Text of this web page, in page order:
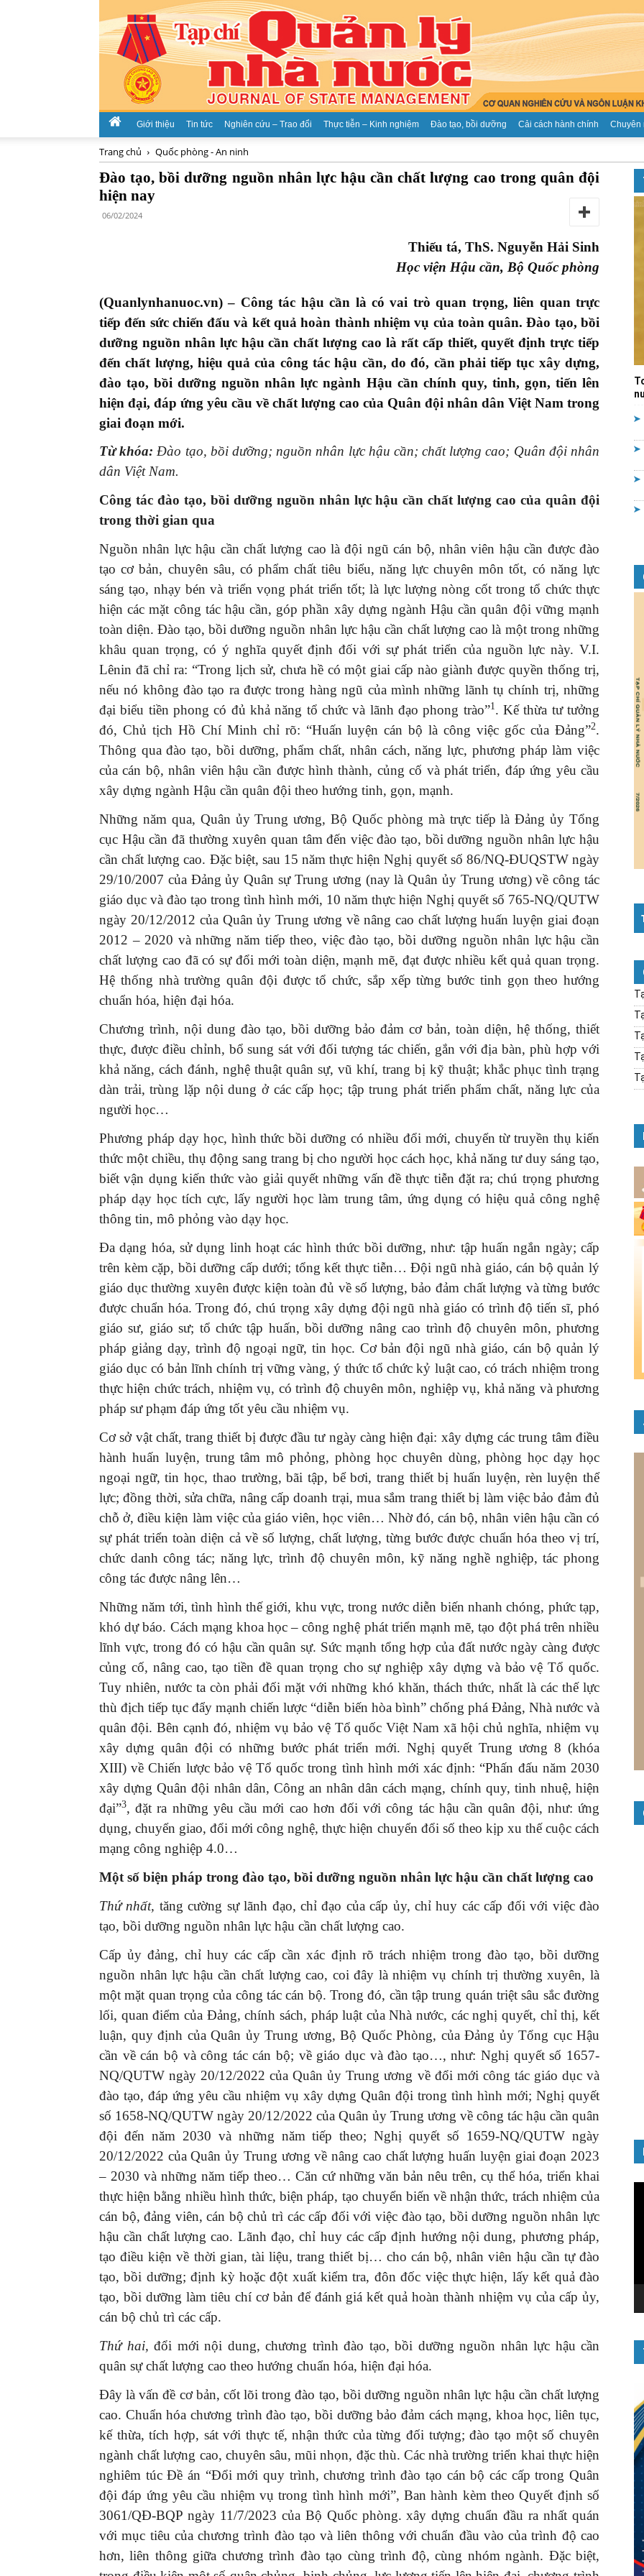
chí
Quản
nước
Giới thiệu Tin tức Nghiên cứu – Trao đổi Thực tiễn – Kinh nghiệm Đào tạo, bồi dưỡng Cải cách hành chính Chuyên
Trang chủ Quốc phòng - An ninh
Đào tạo, bồi dưỡng nguồn nhân lực hậu cần chất lượng cao trong quân đội
hiện nay
06/02/2024
Thiếu tá, ThS. Nguyễn Hải Sinh
Học viện Hậu cần, Bộ Quốc phòng
(Quanlynhanuoc.vn) – Công tác hậu cần là có vai trò quan trọng, liên quan trực
tiếp đến sức chiến đấu và kết quả hoàn thành nhiệm vụ của toàn quân. Đào tạo, bồi
dưỡng nguồn nhân lực hậu cần chất lượng cao là rấtcấp thiết, quyết định trực tiếp
đến chất lượng, hiệu quả của công tác hậu cần, do đó, cần phải tiếp tục xây dựng,
đào tạo, bồi dưỡng nguồn nhân lực ngành Hậu cần chính quy, tinh, gọn, tiến lên
hiện đại, đáp ứng yêu cầu về chất lượng cao của Quân đội nhân dân Việt Nam trong
giai đoạn mới.
Từ khóa: Đào tạo, bồi dưỡng; nguồn nhân lực hậu cần; chất lượng cao; Quân đội nhân
dân Việt Nam.
Công tác đào tạo, bồi dưỡng nguồn nhân lực hậu cần chất lượng cao của quân đội
trong thời gian qua
Nguồn nhân lực hậu cần chất lượng cao là đội ngũ cán bộ, nhân viên hậu cần được đào
tạo cơ bản, chuyên sâu, có phẩm chất tiêu biểu, năng lực chuyên môn tốt, có năng lực
sáng tạo, nhạy bén và triển vọng phát triển tốt; là lực lượng nòng cốt trong tổ chức thực
hiện các mặt công tác hậu cần, góp phần xây dựng ngành Hậu cần quân đội vững mạnh
toàn diện. Đào tạo, bồi dưỡng nguồn nhân lực hậu cần chất lượng cao là một trong những
khâu quan trọng, có ý nghĩa quyết định đối với sự phát triển của nguồn lực này. V.I.
Lênin đã chỉ ra: “Trong lịch sử, chưa hề có một giai cấp nào giành được quyền thống trị,
nếu nó không đào tạo ra được trong hàng ngũ của mình những lãnh tụ chính trị, những
đại biểu tiền phong có đủ khả năng tổ chức và lãnh đạo phong trào”1. Kế thừa tư tưởng
đó, Chủ tịch Hồ Chí Minh chỉ rõ: “Huấn luyện cán bộ là công việc gốc của Đảng”2.
Thông qua đào tạo, bồi dưỡng, phẩm chất, nhân cách, năng lực, phương pháp làm việc
của cán bộ, nhân viên hậu cần được hình thành, củng cố và phát triển, đáp ứng yêu cầu
xây dựng ngành Hậu cần quân đội theo hướng tinh, gọn, mạnh.
Những năm qua, Quân ủy Trung ương, Bộ Quốc phòng mà trực tiếp là Đảng ủy Tổng
cục Hậu cần đã thường xuyên quan tâm đến việc đào tạo, bồi dưỡng nguồn nhân lực hậu
cần chất lượng cao. Đặc biệt, sau 15 năm thực hiện Nghị quyết số 86/NQ-ĐUQSTW ngày
29/10/2007 của Đảng ủy Quân sự Trung ương (nay là Quân ủy Trung ương) về công tác
giáo dục và đào tạo trong tình hình mới, 10 năm thực hiện Nghị quyết số 765-NQ/QUTW
ngày 20/12/2012 của Quân ủy Trung ương về nâng cao chất lượng huấn luyện giai đoạn
2012 – 2020 và những năm tiếp theo, việc đào tạo, bồi dưỡng nguồn nhân lực hậu cần
chất lượng cao đã có sự đổi mới toàn diện, mạnh mẽ, đạt được nhiều kết quả quan trọng.
Hệ thống nhà trường quân đội được tổ chức, sắp xếp từng bước tinh gọn theo hướng
chuẩn hóa, hiện đại hóa.
Chương trình, nội dung đào tạo, bồi dưỡng bảo đảm cơ bản, toàn diện, hệ thống, thiết
thực, được điều chỉnh, bổ sung sát với đối tượng tác chiến, gắn với địa bàn, phù hợp với
khả năng, cách đánh, nghệ thuật quân sự, vũ khí, trang bị kỹ thuật; khắc phục tình trạng
dàn trải, trùng lặp nội dung ở các cấp học; tập trung phát triển phẩm chất, năng lực của
người học…
Phương pháp dạy học, hình thức bồi dưỡng có nhiều đổi mới, chuyển từ truyền thụ kiến
thức một chiều, thụ động sang trang bị cho người học cách học, khả năng tư duy sáng tạo,
biết vận dụng kiến thức vào giải quyết những vấn đề thực tiễn đặt ra; chú trọng phương
pháp dạy học tích cực, lấy người học làm trung tâm, ứng dụng có hiệu quả công nghệ
thông tin, mô phỏng vào dạy học.
Đa dạng hóa, sử dụng linh hoạt các hình thức bồi dưỡng, như: tập huấn ngắn ngày; cấp
trên kèm cặp, bồi dưỡng cấp dưới; tổng kết thực tiễn… Đội ngũ nhà giáo, cán bộ quản lý
giáo dục thường xuyên được kiện toàn đủ về số lượng, bảo đảm chất lượng và từng bước
được chuẩn hóa. Trong đó, chú trọng xây dựng đội ngũ nhà giáo có trình độ tiến sĩ, phó
giáo sư, giáo sư; tổ chức tập huấn, bồi dưỡng nâng cao trình độ chuyên môn, phương
pháp giảng dạy, trình độ ngoại ngữ, tin học. Cơ bản đội ngũ nhà giáo, cán bộ quản lý
giáo dục có bản lĩnh chính trị vững vàng, ý thức tổ chức kỷ luật cao, có trách nhiệm trong
thực hiện chức trách, nhiệm vụ, có trình độ chuyên môn, nghiệp vụ, khả năng và phương
pháp sư phạm đáp ứng tốt yêu cầu nhiệm vụ.
Cơ sở vật chất, trang thiết bị được đầu tư ngày càng hiện đại: xây dựng các trung tâm điều
hành huấn luyện, trung tâm mô phỏng, phòng học chuyên dùng, phòng học dạy học
ngoại ngữ, tin học, thao trường, bãi tập, bể bơi, trang thiết bị huấn luyện, rèn luyện thể
lực; đồng thời, sửa chữa, nâng cấp doanh trại, mua sắm trang thiết bị làm việc bảo đảm đủ
chỗ ở, điều kiện làm việc của giáo viên, học viên… Nhờ đó, cán bộ, nhân viên hậu cần có
sự phát triển toàn diện cả về số lượng, chất lượng, từng bước được chuẩn hóa theo vị trí,
chức danh công tác; năng lực, trình độ chuyên môn, kỹ năng nghề nghiệp, tác phong
công tác được nâng lên…
Những năm tới, tình hình thế giới, khu vực, trong nước diễn biến nhanh chóng, phức tạp,
khó dự báo. Cách mạng khoa học – công nghệ phát triển mạnh mẽ, tạo đột phá trên nhiều
lĩnh vực, trong đó có hậu cần quân sự. Sức mạnh tổng hợp của đất nước ngày càng được
củng cố, nâng cao, tạo tiền đề quan trọng cho sự nghiệp xây dựng và bảo vệ Tổ quốc.
Tuy nhiên, nước ta còn phải đối mặt với những khó khăn, thách thức, nhất là các thế lực
thù địch tiếp tục đẩy mạnh chiến lược “diễn biến hòa bình” chống phá Đảng, Nhà nước và
quân đội. Bên cạnh đó, nhiệm vụ bảo vệ Tổ quốc Việt Nam xã hội chủ nghĩa, nhiệm vụ
xây dựng quân đội có những bước phát triển mới. Nghị quyết Trung ương 8 (khóa
XIII) về Chiến lược bảo vệ Tổ quốc trong tình hình mới xác định: “Phấn đấu năm 2030
xây dựng Quân đội nhân dân, Công an nhân dân cách mạng, chính quy, tinh nhuệ, hiện
đại”3, đặt ra những yêu cầu mới cao hơn đối với công tác hậu cần quân đội, như: ứng
dụng, chuyển giao, đổi mới công nghệ, thực hiện chuyển đổi số theo kịp xu thế cuộc cách
mạng công nghiệp 4.0…
Một số biện pháp trong đào tạo, bồi dưỡng nguồn nhân lực hậu cần chất lượng cao
Thứnhất, tăng cường sự lãnh đạo, chỉ đạo của cấp ủy, chỉ huy các cấp đối với việc đào
tạo, bồi dưỡng nguồn nhân lực hậu cần chất lượng cao.
Cấp ủy đảng, chỉ huy các cấp cần xác định rõ trách nhiệm trong đào tạo, bồi dưỡng
nguồn nhân lực hậu cần chất lượng cao, coi đây là nhiệm vụ chính trị thường xuyên, là
một mặt quan trọng của công tác cán bộ. Trong đó, cần tập trung quán triệt sâu sắc đường
lối, quan điểm của Đảng, chính sách, pháp luật của Nhà nước, các nghị quyết, chỉ thị, kết
luận, quy định của Quân ủy Trung ương, Bộ Quốc Phòng, của Đảng ủy Tổng cục Hậu
cần về cán bộ và công tác cán bộ; về giáo dục và đào tạo…, như: Nghị quyết số 1657-
NQ/QUTW ngày 20/12/2022 của Quân ủy Trung ương về đổi mới công tác giáo dục và
đào tạo, đáp ứng yêu cầu nhiệm vụ xây dựng Quân đội trong tình hình mới; Nghị quyết
số 1658-NQ/QUTW ngày 20/12/2022 của Quân ủy Trung ương về công tác hậu cần quân
đội đến năm 2030 và những năm tiếp theo; Nghị quyết số 1659-NQ/QUTW ngày
20/12/2022 của Quân ủy Trung ương về nâng cao chất lượng huấn luyện giai đoạn 2023
– 2030 và những năm tiếp theo… Căn cứ những văn bản nêu trên, cụ thể hóa, triển khai
thực hiện bằng nhiều hình thức, biện pháp, tạo chuyển biến về nhận thức, trách nhiệm của
cán bộ, đảng viên, cán bộ chủ trì các cấp đối với việc đào tạo, bồi dưỡng nguồn nhân lực
hậu cần chất lượng cao. Lãnh đạo, chỉ huy các cấp định hướng nội dung, phương pháp,
tạo điều kiện về thời gian, tài liệu, trang thiết bị… cho cán bộ, nhân viên hậu cần tự đào
tạo, bồi dưỡng; định kỳ hoặc đột xuất kiểm tra, đôn đốc việc thực hiện, lấy kết quả đào
tạo, bồi dưỡng làm tiêu chí cơ bản để đánh giá kết quả hoàn thành nhiệm vụ của cấp ủy,
cán bộ chủ trì các cấp.
Thứhai, đổi mới nội dung, chương trình đào tạo, bồi dưỡng nguồn nhân lực hậu cần
quân sự chất lượng cao theo hướng chuẩn hóa, hiện đại hóa.
Đây là vấn đề cơ bản, cốt lõi trong đào tạo, bồi dưỡng nguồn nhân lực hậu cần chất lượng
cao. Chuẩn hóa chương trình đào tạo, bồi dưỡng bảo đảm cách mạng, khoa học, liên tục,
kế thừa, tích hợp, sát với thực tế, nhận thức của từng đối tượng; đào tạo một số chuyên
ngành chất lượng cao, chuyên sâu, mũi nhọn, đặc thù. Các nhà trường triển khai thực hiện
nghiêm túc Đề án “Đổi mới quy trình, chương trình đào tạo cán bộ các cấp trong Quân
đội đáp ứng yêu cầu nhiệm vụ trong tình hình mới”, Ban hành kèm theo Quyết định số
3061/QĐ-BQP ngày 11/7/2023 của Bộ Quốc phòng. xây dựng chuẩn đầu ra nhất quán
với mục tiêu của chương trình đào tạo và liên thông với chuẩn đầu vào của trình độ cao
hơn, liên thông giữa chương trình đào tạo cùng trình độ, cùng nhóm ngành. Đặc biệt,
GIỚI THIỆU SÁCH
Ra mắt ba cuốn sách ảnh chào
mừng Đại hội XIV của Đảng
16/01/2026
GIỚI THIỆU SÁCH
Quản trị nhân tài – Từ lý thuyết
đến thực tiễn